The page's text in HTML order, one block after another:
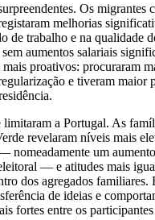
Os migrantes
melhorias
de trabalho e na qualidade
aumentos salariais
proativos: procuraram
e tiveram maior
limitaram a Portugal. As
revelaram níveis mais
nomeadamente um
— e atitudes mais
dos agregados familiares.
de ideias e
fortes entre os